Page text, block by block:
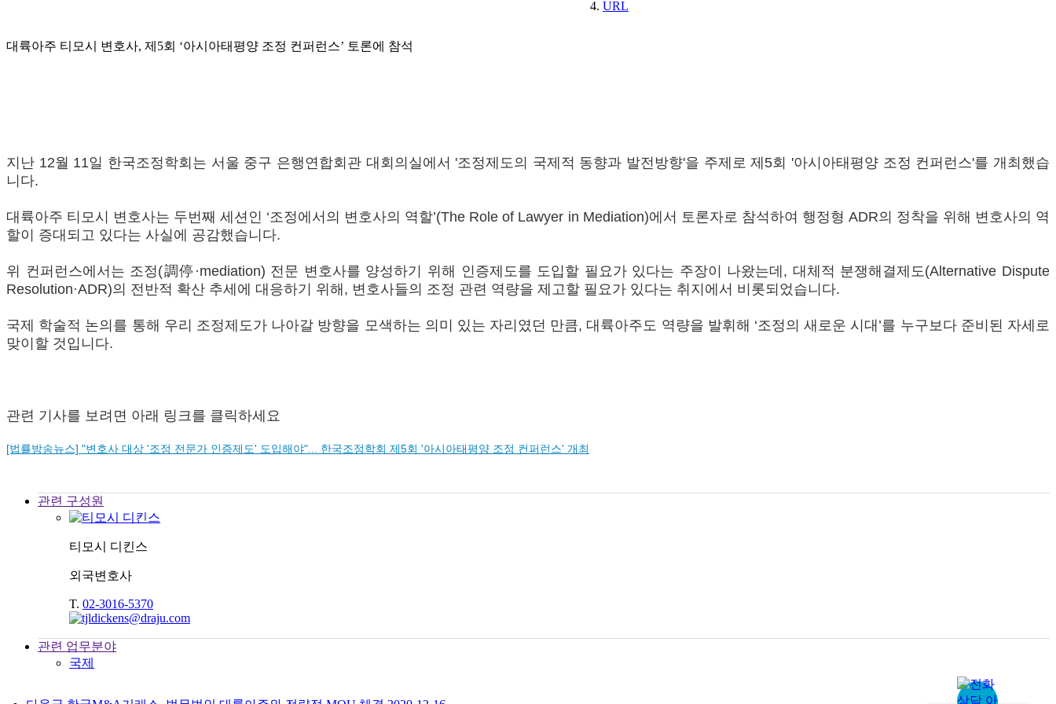
URL
대륙아주 티모시 변호사, 제5회 ‘아시아태평양 조정 컨퍼런스’ 토론에 참석
지난 12월 11일 한국조정학회는 서울 중구 은행연합회관 대회의실에서 '조정제도의 국제적 동향과 발전방향'을 주제로 제5회 '아시아태평양 조정 컨퍼런스'를 개최했습
니다.
대륙아주 티모시 변호사는 두번째 세션인 ‘조정에서의 변호사의 역할’(The Role of Lawyer in Mediation)에서 토론자로 참석하여 행정형 ADR의 정착을 위해 변호사의 역
할이 증대되고 있다는 사실에 공감했습니다.
위 컨퍼런스에서는 조정(調停·mediation) 전문 변호사를 양성하기 위해 인증제도를 도입할 필요가 있다는 주장이 나왔는데, 대체적 분쟁해결제도(Alternative Dispute
Resolution·ADR)의 전반적 확산 추세에 대응하기 위해, 변호사들의 조정 관련 역량을 제고할 필요가 있다는 취지에서 비롯되었습니다.
국제 학술적 논의를 통해 우리 조정제도가 나아갈 방향을 모색하는 의미 있는 자리였던 만큼, 대륙아주도 역량을 발휘해 ‘조정의 새로운 시대’를 누구보다 준비된 자세로
맞이할 것입니다.
관련 기사를 보려면 아래 링크를 클릭하세요
[법률방송뉴스] "변호사 대상 '조정 전문가 인증제도' 도입해야"... 한국조정학회 제5회 '아시아태평양 조정 컨퍼런스' 개최
관련 구성원
티모시 디킨스
외국변호사
T. 02-3016-5370
관련 업무분야
국제